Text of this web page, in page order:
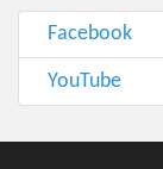
Facebook
YouTube